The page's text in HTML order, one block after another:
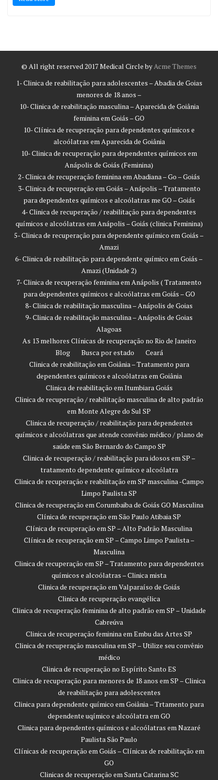
© All right reserved 2017Medical Circle byAcme Themes
1- Clinica de reabilitação para adolescentes – Abadia de Goias
menores de 18 anos –
10- Clinica de reabilitação masculina – Aparecida de Goiânia
feminina em Goiás – GO
10- Clínica de recuperação para dependentes químicos e
alcoólatras em Aparecida de Goiânia
10- Clinica de recuperação para dependentes químicos em
Anápolis de Goiás (Feminina)
2- Clinica de recuperação feminina em Abadiana – Go – Goiás
3- Clinica de recuperação em Goiás – Anápolis – Tratamento
para dependentes químicos e alcoólatras me GO – Goiás
4- Clinica de recuperação / reabilitação para dependentes
químicos e alcoólatras em Anápolis – Goiás (clinica Feminina)
5- Clinica de recuperação para dependente químico em Goiás –
Amazi
6- Clinica de reabilitação para dependente químico em Goiás –
Amazi (Unidade 2)
7- Clinica de recuperação feminina em Anápolis ( Tratamento
para dependentes químicos e alcoólatras em Goiás – GO
8- Clinica de reabilitação masculina – Anápolis de Goias
9- Clinica de reabilitação masculina – Anápolis de Goias
Alagoas
As 13 melhores Clínicas de recuperação no Rio de Janeiro
Blog
Busca por estado
Ceará
Clinica de reabilitação em Goiânia – Tratamento para
dependentes químicos e alcoólatras em Goiânia
Clinica de reabilitação em Itumbiara Goiás
Clinica de recuperação / reabilitação masculina de alto padrão
em Monte Alegre do Sul SP
Clinica de recuperação / reabilitação para dependentes
químicos e alcoólatras que atende convênio médico / plano de
saúde em São Bernardo do Campo SP
Clinica de recuperação / reabilitação para idosos em SP –
tratamento dependente químico e alcoólatra
Clinica de recuperação e reabilitação em SP masculina -Campo
Limpo Paulista SP
Clinica de recuperação em Corumbaiba de Goiás GO Masculina
Clínica de recuperação em São Paulo Atibaia SP
Clínica de recuperação em SP – Alto Padrão Masculina
Clínica de recuperação em SP – Campo Limpo Paulista –
Masculina
Clinica de recuperação em SP – Tratamento para dependentes
químicos e alcoólatras – Clinica mista
Clinica de recuperação em Valparaíso de Goiás
Clinica de recuperação evangélica
Clinica de recuperação feminina de alto padrão em SP – Unidade
Cabreúva
Clinica de recuperação feminina em Embu das Artes SP
Clinica de recuperação masculina em SP – Utilize seu convênio
médico
Clinica de recuperação no Espírito Santo ES
Clinica de recuperação para menores de 18 anos em SP – Clinica
de reabilitação para adolescentes
Clinica para dependente químico em Goiânia – Trtamento para
dependente uqímico e alcoólatra em GO
Clinica para dependentes químicos e alcoólatras em Nazaré
Paulista São Paulo
Clínicas de recuperação em Goiás – Clínicas de reabilitação em
GO
Clinicas de recuperação em Santa Catarina SC